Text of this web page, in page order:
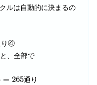
ルは自動的に決まるの
り④
、全部で
= 265通り